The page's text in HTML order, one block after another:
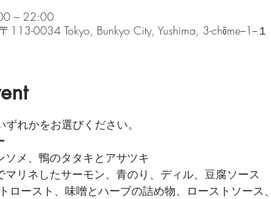
– 22:00
113-0034 Tokyo, Bunkyo City, Yushima, 3-chōme−1−
れかをお選びください。
ソメ、鴨のタタキとアサツキ
マリネしたサーモン、青のり、ディル、豆腐ソース
ロースト、味噌とハーブの詰め物、ローストソー